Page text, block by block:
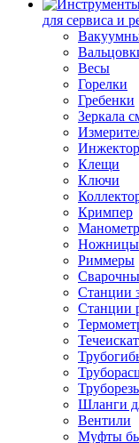
для сервиса и
Весы
Горелки
Гребенки
Зеркала
Клещи
Ключи
Кримпер
Ножницы
Риммеры
Станции
Станции
Шланги
Вентили
Муфты